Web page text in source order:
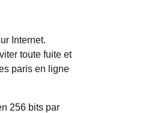
Internet.
toute fuite et
paris en ligne
256 bits par